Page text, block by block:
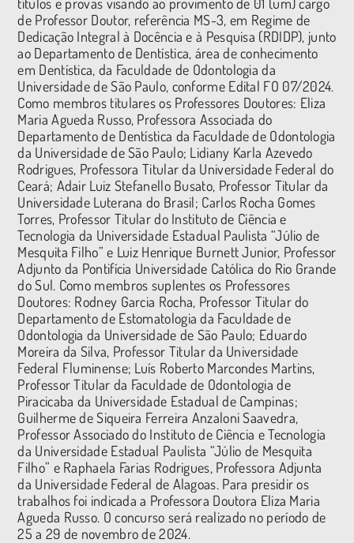
de Professor Doutor, referência MS-3, em Regime de
Dedicação Integral à Docência e à Pesquisa (RDIDP), junto
ao Departamento de Dentística, área de conhecimento
em Dentística, da Faculdade de Odontologia da
Universidade de São Paulo, conforme Edital FO 07/2024.
Como membros titulares os Professores Doutores: Eliza
Maria Agueda Russo, Professora Associada do
Departamento de Dentística da Faculdade de Odontologia
da Universidade de São Paulo; Lidiany Karla Azevedo
Rodrigues, Professora Titular da Universidade Federal do
Ceará; Adair Luiz Stefanello Busato, Professor Titular da
Universidade Luterana do Brasil; Carlos Rocha Gomes
Torres, Professor Titular do Instituto de Ciência e
Tecnologia da Universidade Estadual Paulista “Júlio de
Mesquita Filho” e Luiz Henrique Burnett Junior, Professor
Adjunto da Pontifícia Universidade Católica do Rio Grande
do Sul. Como membros suplentes os Professores
Doutores: Rodney Garcia Rocha, Professor Titular do
Departamento de Estomatologia da Faculdade de
Odontologia da Universidade de São Paulo; Eduardo
Moreira da Silva, Professor Titular da Universidade
Federal Fluminense; Luís Roberto Marcondes Martins,
Professor Titular da Faculdade de Odontologia de
Piracicaba da Universidade Estadual de Campinas;
Guilherme de Siqueira Ferreira Anzaloni Saavedra,
Professor Associado do Instituto de Ciência e Tecnologia
da Universidade Estadual Paulista “Júlio de Mesquita
Filho” e Raphaela Farias Rodrigues, Professora Adjunta
da Universidade Federal de Alagoas. Para presidir os
trabalhos foi indicada a Professora Doutora Eliza Maria
Agueda Russo. O concurso será realizado no período de
25 a 29 de novembro de 2024.